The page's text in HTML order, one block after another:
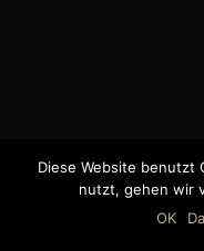
©2018 MWB
Diese Website benutzt
nutzt, gehen wir
OK